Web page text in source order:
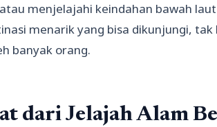
menjelajahi keindahan bawah
menarik yang bisa dikunjungi,
banyak orang.
dari Jelajah Alam